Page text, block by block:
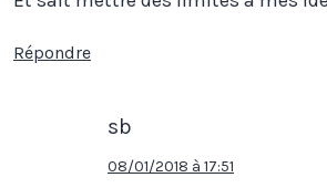
Répondre
sb
08/01/2018 à 17:51